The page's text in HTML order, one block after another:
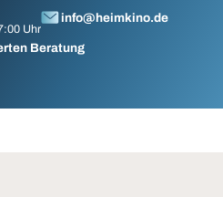
Uhr
info@heimkino.de
Beratung